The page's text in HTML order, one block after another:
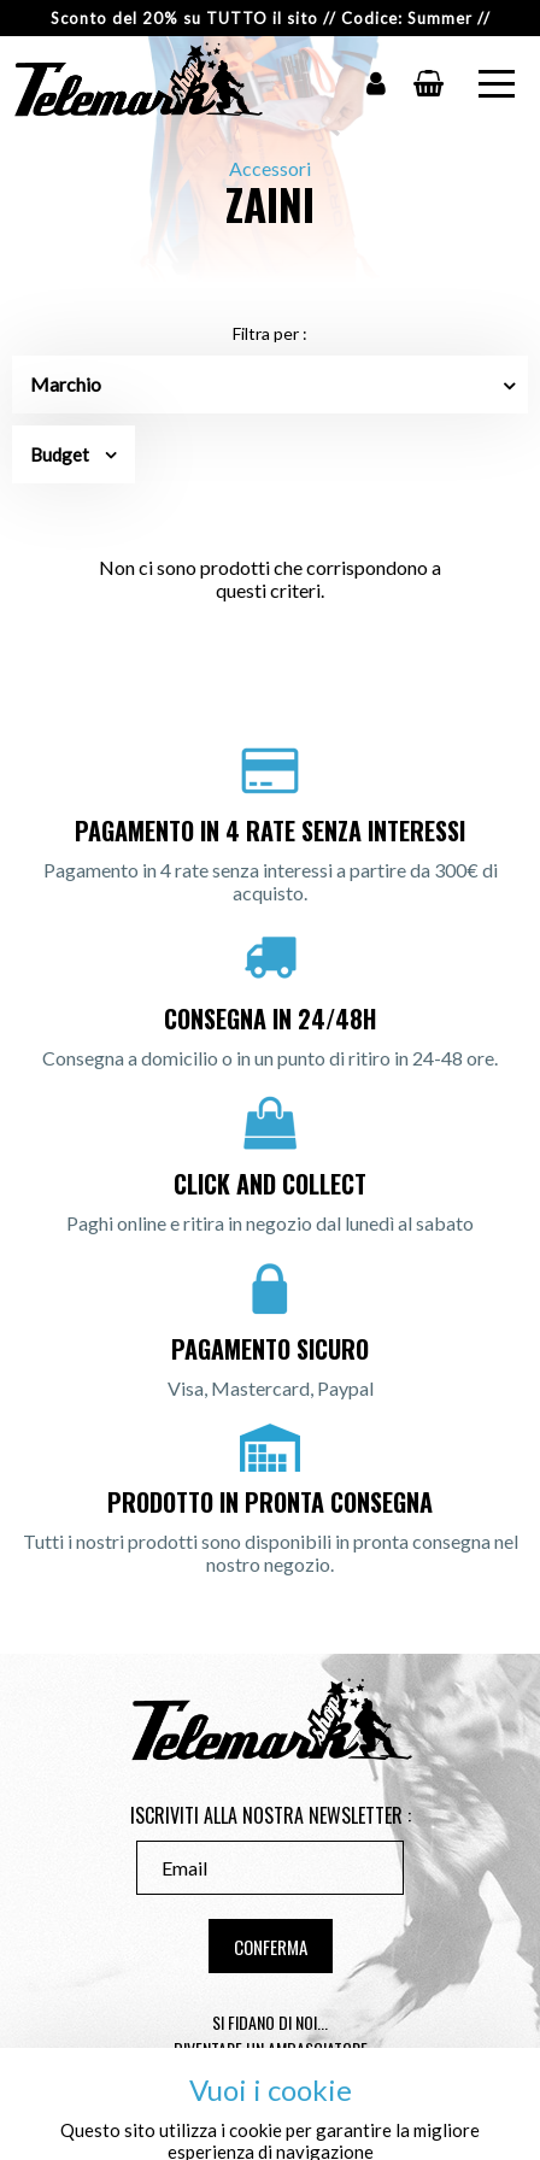
Sconto del 20% su TUTTO il sito // Codice: Summer //
Accessori
ZAINI
Filtra per :
Marchio
Budget
Non ci sono prodotti che corrispondono a
questi criteri.
PAGAMENTO IN 4 RATE SENZA INTERESSI
Pagamento in 4 rate senza interessi a partire da 300€ di
acquisto.
CONSEGNA IN 24/48H
Consegna a domicilio o in un punto di ritiro in 24-48 ore.
CLICK AND COLLECT
Paghi online e ritira in negozio dal lunedì al sabato
PAGAMENTO SICURO
Visa, Mastercard, Paypal
PRODOTTO IN PRONTA CONSEGNA
Tutti i nostri prodotti sono disponibili in pronta consegna nel
nostro negozio.
ISCRIVITI ALLA NOSTRA NEWSLETTER :
SI FIDANO DI NOI...
DIVENTARE UN AMBASCIATORE
CONSEILS TAILLE TÉLÉMARK
CONDITIONS GÉNÉRALES DE VENTE
MENTIONS LÉGALES
PROTEZIONE DEI DATI PERSONALI E COOKIES
Vuoi i cookie
Questo sito utilizza i cookie per garantire la migliore
esperienza di navigazione